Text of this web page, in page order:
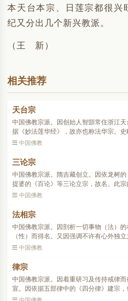
本天台本宗、日莲宗都很兴
纪又分出几个新兴教派。
（王 新）
相关推荐
天台宗
中国佛教宗派。因创始人智顗常住浙江
据《妙法莲华经》，故亦也称法华宗。
慧文、慧思、智顗、灌顶、智威、玄朗
中国佛教
三论宗
中国佛教宗派。隋吉藏创立。因依龙树
提婆的《百论》等三论立宗，故名。此
提婆一罗睺罗一青目一须利耶苏摩一鸠
中国佛教
法相宗
中国佛教宗派。因剖析一切事物（法）
（性）而得名。又因强调不许有心外独
始者玄奘及其弟子窥基常住大慈恩寺，
中国佛教
律宗
中国佛教宗派。因着重研习及传持戒律
宣。因依据五部律中的《四分律》建宗
终南山，又有南山律宗或南山宗之称。